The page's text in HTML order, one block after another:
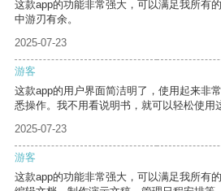
这款app的功能非常强大，可以满足我所有
中游刃有余。
2025-07-23
游客
这款app的用户界面简洁明了，使用起来非
悉操作。我不用看说明书，就可以轻松使用
2025-07-23
游客
这款app的功能非常强大，可以满足我所有